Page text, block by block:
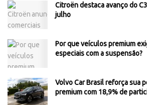
Citroën destaca avanço do
julho
Por que veículos premium
especiais com a suspensão?
Volvo Car Brasil reforça sua
premium com 18,9% de